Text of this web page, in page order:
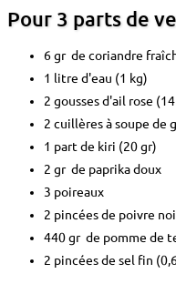
Pour 3 parts de
6 gr de coriandre
1 litre d'eau (1 kg)
2 gousses d'ail rose
2 cuillères à soupe de
1 part de kiri (20 gr)
2 gr de paprika doux
3 poireaux
2 pincées de poivre
440 gr de pomme de
2 pincées de sel fin